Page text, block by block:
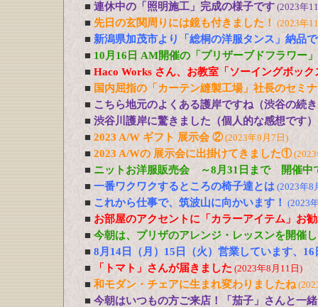
■ 連休中の「照明施工」完成の様子です (2023年
■ 先日の玄関周りには鏡も付きました！ (2023年
■ 新潟県加茂市より「総桐の洋服タンス」納品
■ 10月16日 AM開催の「プリザーブドフラワー
■ Haco Works さん、お教室「ソーイングボッ
■ 国内屈指の「カーテン縫製工場」社長のセミ
■ こちら地元のよくある護岸ですね（渋谷の続
■ 渋谷川護岸に驚きました（個人的な感想です）
■ 2023 A/W ギフト 展示会 ②(2023年9月7日)
■ 2023 A/Wの 展示会に出掛けてきました①(2023
■ ニットお洋服販売会 ～8月31日まで 開催中
■ 一番ワクワクするところの椅子達とは (2023年8
■ これから仕事で、筑波山に向かいます！ (2023
■ お部屋のアクセントに「カラーアイテム」お
■ 今朝は、プリザのアレンジ・レッスンを開催
■ 8月14日（月）15日（火）営業しています、
■
「トマト」さんが届きました (2023年8月11日)
■ 和モダン・チェアに生まれ変わりましたね
■ 今朝はいつもの方ご来店！「茄子」さんと一